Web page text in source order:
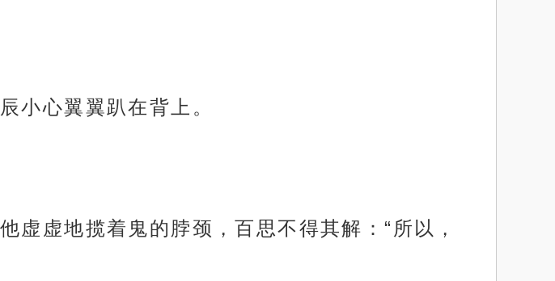
小心翼翼趴在背上。
虚虚地揽着鬼的脖颈，百思不得其解：“所以，